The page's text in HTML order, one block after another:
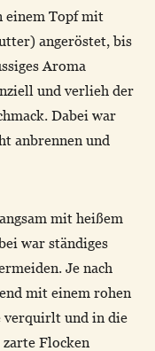
einem Topf mit
angeröstet, bis
Aroma
und verlieh der
Dabei war
anbrennen und
mit heißem
war ständiges
Je nach
mit einem rohen
verquirlt und in die
Flocken